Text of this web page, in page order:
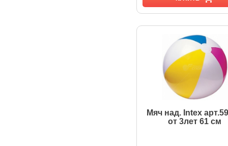
Мяч над. Intex
от 3лет 61 см